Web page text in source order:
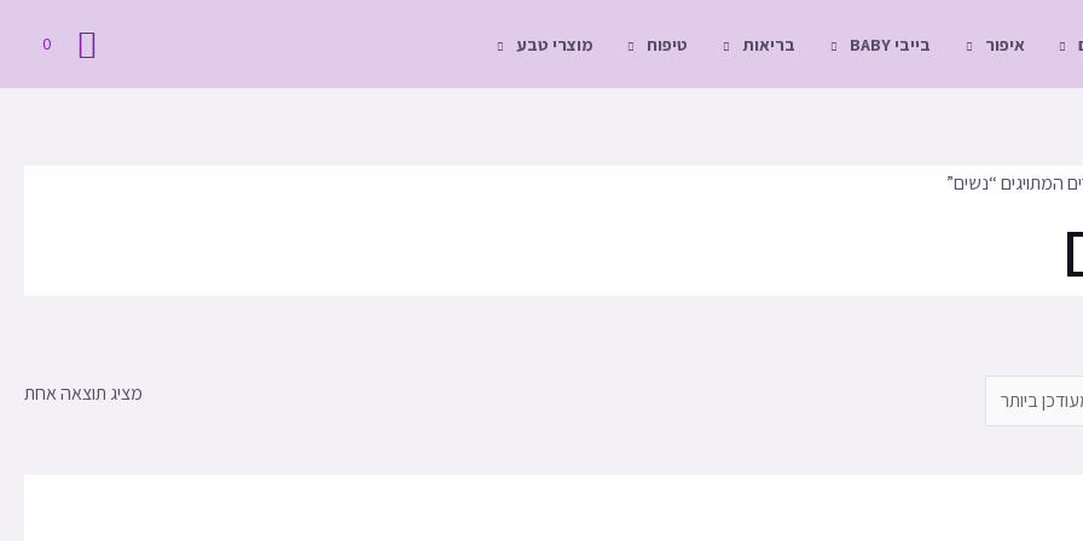
איפור בייבי BABY בריאות טיפוח מוצרי טבע חיפוש
0
המתויגים “נשים”
מציג תוצאה אחת